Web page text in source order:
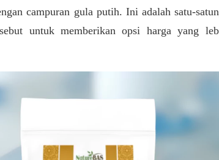
campuran gula putih. Ini adalah satu-
untuk memberikan opsi harga yang